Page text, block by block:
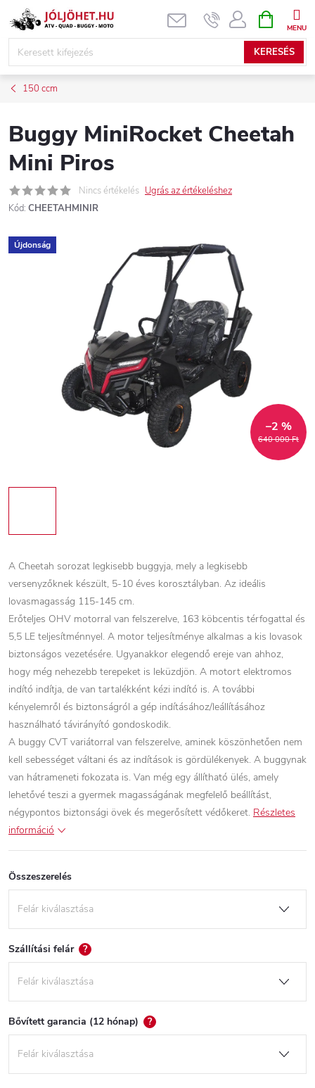
Ugrás
KERESÉS
KOSÁR
150 ccm
Buggy MiniRocket Cheetah
Mini Piros
Nincs értékelés Ugrás az értékeléshez
Kód: CHEETAHMINIR
Újdonság
640 000 Ft
–2 %
A Cheetah sorozat legkisebb buggyja, mely a legkisebb
versenyzőknek készült, 5-10 éves korosztályban. Az ideális
lovasmagasság 115-145 cm.
Erőteljes OHV motorral van felszerelve, 163 köbcentis térfogattal és
5,5 LE teljesítménnyel. A motor teljesítménye alkalmas a kis lovasok
biztonságos vezetésére. Ugyanakkor elegendő ereje van ahhoz,
hogy még nehezebb terepeket is leküzdjön. A motort elektromos
indító indítja, de van tartalékként kézi indító is. A további
kényelemről és biztonságról a gép indításához/leállításához
használható távirányító gondoskodik.
A buggy CVT variátorral van felszerelve, aminek köszönhetően nem
kell sebességet váltani és az indítások is gördülékenyek. A buggynak
van hátrameneti fokozata is. Van még egy állítható ülés, amely
lehetővé teszi a gyermek magasságának megfelelő beállítást,
négypontos biztonsági övek és megerősített védőkeret. Részletes
információ
Összeszerelés
Szállítási felár ?
Bővített garancia (12 hónap) ?